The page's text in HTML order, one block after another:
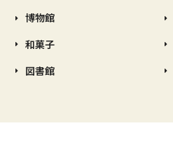
博物館
和菓子
図書館